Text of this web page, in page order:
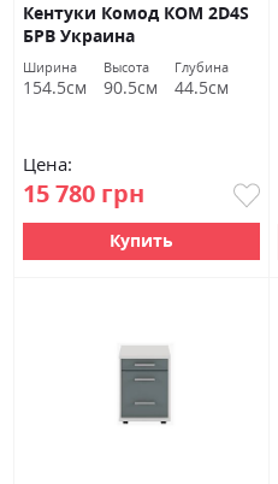
Кентуки Комод КОМ 2D4S
БРВ Украина
Ширина
154.5см
Высота
90.5см
Глубина
44.5см
Цена:
15 780 грн
Купить